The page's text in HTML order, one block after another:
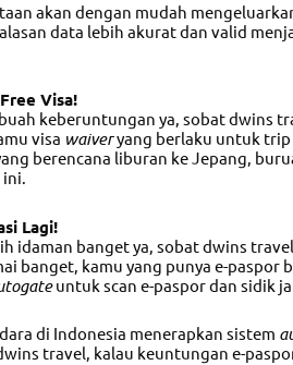
akan dengan mudah
data lebih akurat dan valid
Visa!
keberuntungan ya, sobat dwins
visa waiveryang berlaku untuk trip
berencana liburan ke Jepang,
Lagi!
idaman banget ya, sobat dwins
banget, kamu yang punya e-paspor
untuk scan e-paspor dan sidik
di Indonesia menerapkan sistem
travel, kalau keuntungan e-